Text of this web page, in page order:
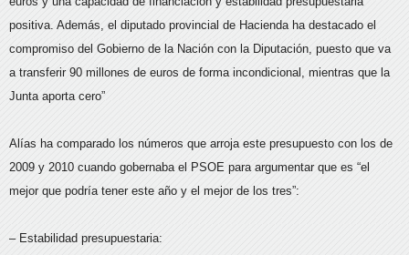
positiva. Además, el diputado provincial de Hacienda ha destacado el
compromiso del Gobierno de la Nación con la Diputación, puesto que va
a transferir 90 millones de euros de forma incondicional, mientras que la
Junta aporta cero”
Alías ha comparado los números que arroja este presupuesto con los de
2009 y 2010 cuando gobernaba el PSOE para argumentar que es “el
mejor que podría tener este año y el mejor de los tres”:
– Estabilidad presupuestaria: